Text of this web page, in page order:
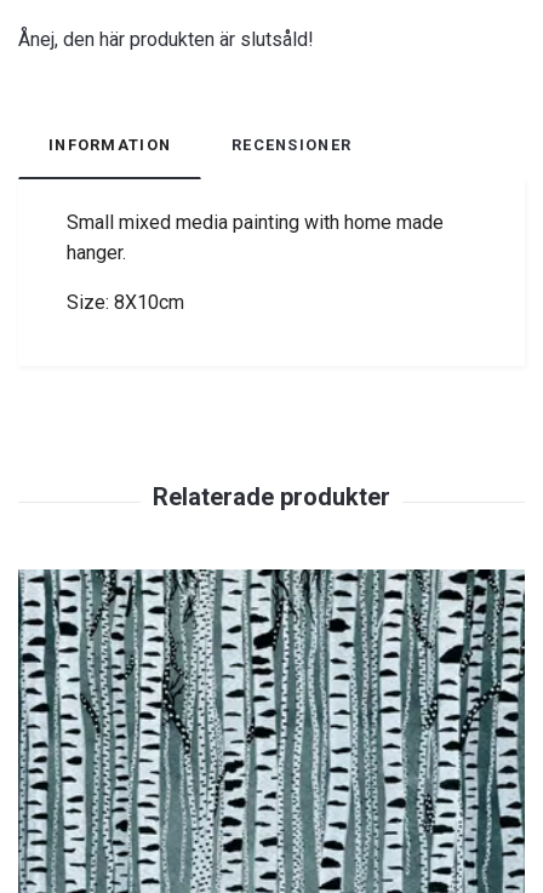
Ånej, den här produkten är slutsåld!
INFORMATION RECENSIONER
Small mixed media painting with home made
hanger.
Size: 8X10cm